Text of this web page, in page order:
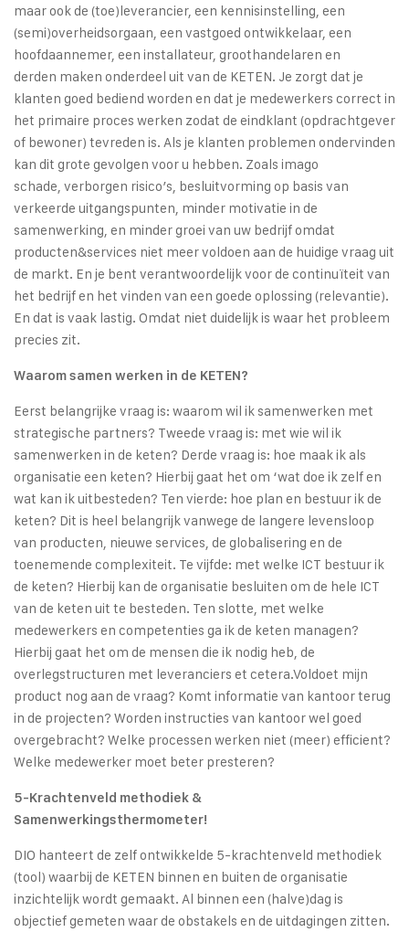
maar ook de (toe)leverancier, een kennisinstelling, een
(semi)overheidsorgaan, een vastgoed ontwikkelaar, een
hoofdaannemer, een installateur, groothandelaren en
derden maken onderdeel uit van de KETEN. Je zorgt dat je
klanten goed bediend worden en dat je medewerkers correct in
het primaire proces werken zodat de eindklant (opdrachtgever
of bewoner) tevreden is. Als je klanten problemen ondervinden
kan dit grote gevolgen voor u hebben. Zoals imago
schade, verborgen risico’s, besluitvorming op basis van
verkeerde uitgangspunten, minder motivatie in de
samenwerking, en minder groei van uw bedrijf omdat
producten&services niet meer voldoen aan de huidige vraag uit
de markt. En je bent verantwoordelijk voor de continuïteit van
het bedrijf en het vinden van een goede oplossing (relevantie).
En dat is vaak lastig. Omdat niet duidelijk is waar het probleem
precies zit.
Waarom samen werken in de KETEN?
Eerst belangrijke vraag is: waarom wil ik samenwerken met
strategische partners? Tweede vraag is: met wie wil ik
samenwerken in de keten? Derde vraag is: hoe maak ik als
organisatie een keten? Hierbij gaat het om ‘wat doe ik zelf en
wat kan ik uitbesteden? Ten vierde: hoe plan en bestuur ik de
keten? Dit is heel belangrijk vanwege de langere levensloop
van producten, nieuwe services, de globalisering en de
toenemende complexiteit. Te vijfde: met welke ICT bestuur ik
de keten? Hierbij kan de organisatie besluiten om de hele ICT
van de keten uit te besteden. Ten slotte, met welke
medewerkers en competenties ga ik de keten managen?
Hierbij gaat het om de mensen die ik nodig heb, de
overlegstructuren met leveranciers et cetera.Voldoet mijn
product nog aan de vraag? Komt informatie van kantoor terug
in de projecten? Worden instructies van kantoor wel goed
overgebracht? Welke processen werken niet (meer) efficient?
Welke medewerker moet beter presteren?
5-Krachtenveld methodiek &
Samenwerkingsthermometer!
DIO hanteert de zelf ontwikkelde 5-krachtenveld methodiek
(tool) waarbij de KETEN binnen en buiten de organisatie
inzichtelijk wordt gemaakt. Al binnen een (halve)dag is
objectief gemeten waar de obstakels en de uitdagingen zitten.